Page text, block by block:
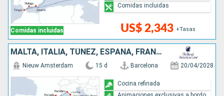
Comidas incluidas US$ 2,343 +Tasas
Comidas incluidas
MALTA, ITALIA, TÚNEZ, ESPAÑA, FRANCIA
Nieuw Amsterdam 15 d Barcelona 20/04/2028
Cocina refinada